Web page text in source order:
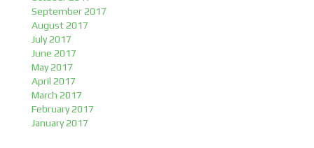
September 2017
August 2017
July 2017
June 2017
May 2017
April 2017
March 2017
February 2017
January 2017